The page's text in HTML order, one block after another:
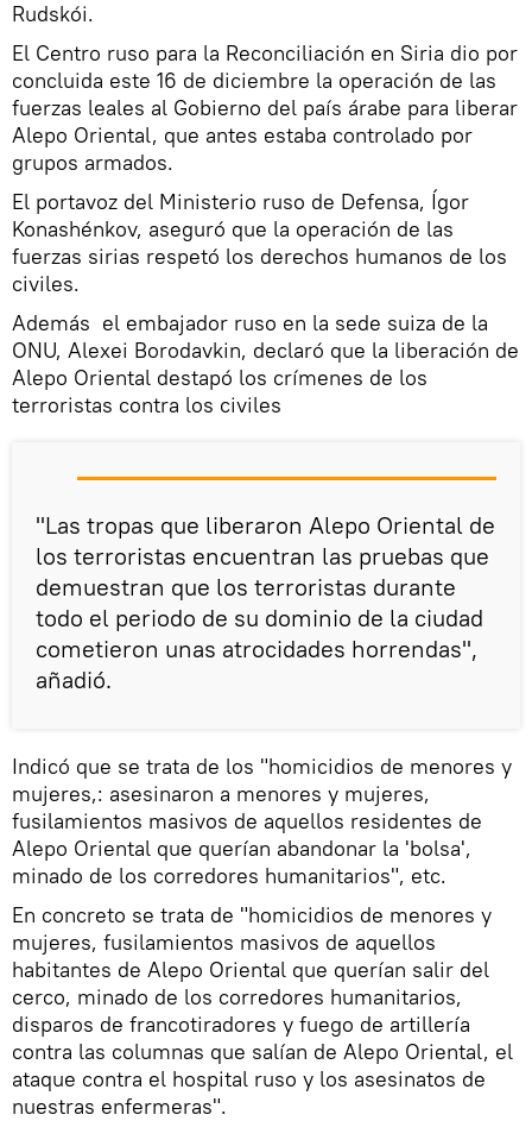
Rudskói.
El Centro ruso para la Reconciliación en Siria dio por
concluida este 16 de diciembre la operación de las
fuerzas leales al Gobierno del país árabe para liberar
Alepo Oriental, que antes estaba controlado por
grupos armados.
El portavoz del Ministerio ruso de Defensa, Ígor
Konashénkov, aseguró que la operación de las
fuerzas sirias respetó los derechos humanos de los
civiles.
Además el embajador ruso en la sede suiza de la
ONU, Alexei Borodavkin, declaró que la liberación de
Alepo Oriental destapó los crímenes de los
terroristas contra los civiles
"Las tropas que liberaron Alepo Oriental de
los terroristas encuentran las pruebas que
demuestran que los terroristas durante
todo el periodo de su dominio de la ciudad
cometieron unas atrocidades horrendas",
añadió.
Indicó que se trata de los "homicidios de menores y
mujeres,: asesinaron a menores y mujeres,
fusilamientos masivos de aquellos residentes de
Alepo Oriental que querían abandonar la 'bolsa',
minado de los corredores humanitarios", etc.
En concreto se trata de "homicidios de menores y
mujeres, fusilamientos masivos de aquellos
habitantes de Alepo Oriental que querían salir del
cerco, minado de los corredores humanitarios,
disparos de francotiradores y fuego de artillería
contra las columnas que salían de Alepo Oriental, el
ataque contra el hospital ruso y los asesinatos de
nuestras enfermeras".